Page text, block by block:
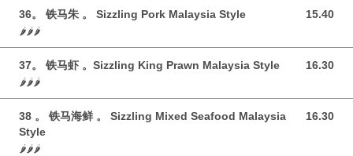
36。 铁马朱 。 Sizzling Pork Malaysia Style 15.40
15.40 GBP
🌶️🌶️🌶️
37。 铁马虾 。Sizzling King Prawn Malaysia Style 16.30
16.30 GBP
🌶️🌶️🌶️
38 。 铁马海鲜 。 Sizzling Mixed Seafood Malaysia
Style
16.30
16.30 GBP
🌶️🌶️🌶️